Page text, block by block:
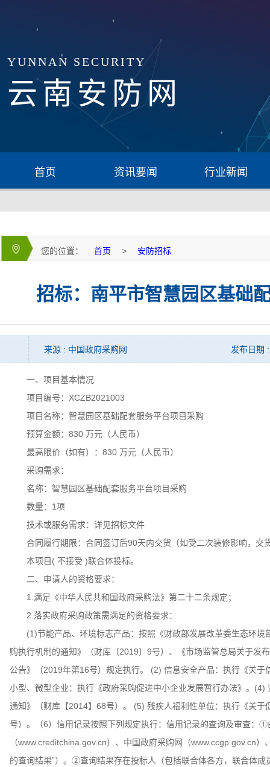
YUNNAN SECURITY
云南安防网
首页 资讯要闻 行业新闻
您的位置： 首页 > 安防招标
招标：南平市智慧园区基础
来源 : 中国政府采购网 发布日期
一、项目基本情况
项目编号：XCZB2021003
项目名称：智慧园区基础配套服务平台项目采购
预算金额：830 万元（人民币）
最高限价（如有）：830 万元（人民币）
采购需求：
名称：智慧园区基础配套服务平台项目采购
数量：1项
技术或服务需求：详见招标文件
合同履行期限：合同签订后90天内交货（如受二次装修影响，交
本项目( 不接受 )联合体投标。
二、申请人的资格要求：
1.满足《中华人民共和国政府采购法》第二十二条规定；
2.落实政府采购政策需满足的资格要求：
(1)节能产品、环境标志产品：按照《财政部发展改革委生态环境
购执行机制的通知》（财库〔2019〕9号）、《市场监管总局关于发
公告》（2019年第16号）规定执行。 (2) 信息安全产品：执行《关
小型、微型企业：执行《政府采购促进中小企业发展暂行办法》。
通知》（财库【2014】68号）。 (5) 残疾人福利性单位：执行《关
号）。（6）信用记录按照下列规定执行：信用记录的查询及审查：①
（www.creditchina.gov.cn）、中国政府采购网（www.ccgp.gov.cn
的查询结果”）。②查询结果存在投标人（包括联合体各方，联合体